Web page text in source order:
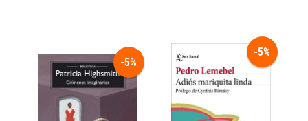
-5%
-5%